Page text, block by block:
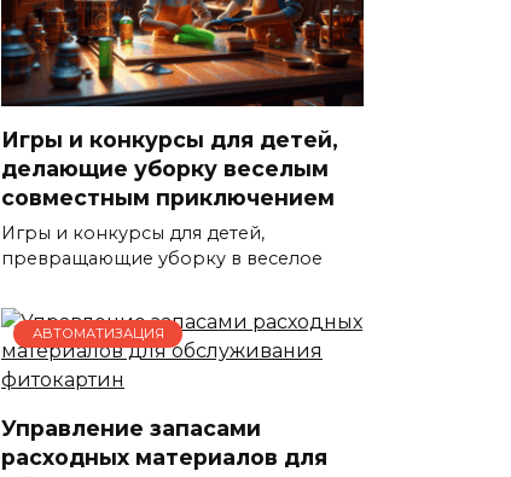
Игры и конкурсы для детей,
делающие уборку веселым
совместным приключением
Игры и конкурсы для детей,
превращающие уборку в веселое
АВТОМАТИЗАЦИЯ
Управление запасами
расходных материалов для